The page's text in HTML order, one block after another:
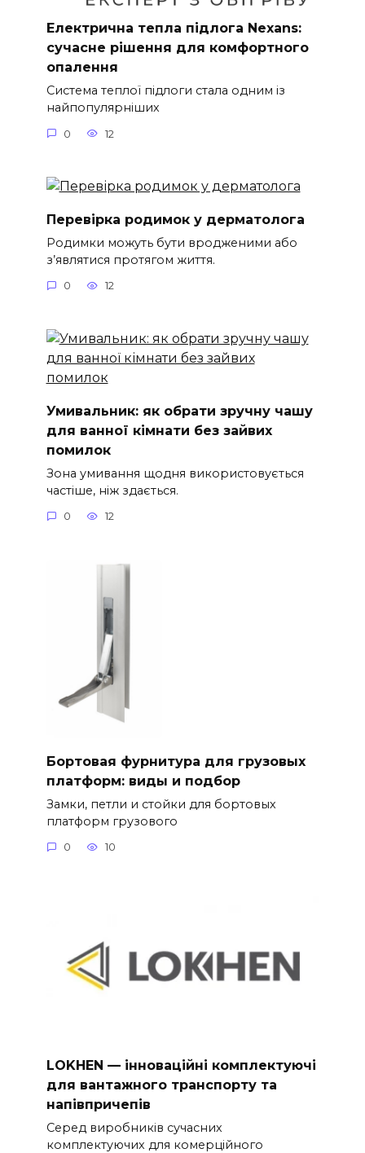
Електрична тепла підлога Nexans:
сучасне рішення для комфортного
опалення
Система теплої підлоги стала одним із
найпопулярніших
0 12
Перевірка родимок у дерматолога
Родимки можуть бути вродженими або
з’являтися протягом життя.
0 12
Умивальник: як обрати зручну чашу
для ванної кімнати без зайвих
помилок
Зона умивання щодня використовується
частіше, ніж здається.
0 12
Бортовая фурнитура для грузовых
платформ: виды и подбор
Замки, петли и стойки для бортовых
платформ грузового
0 10
LOKHEN — інноваційні комплектуючі
для вантажного транспорту та
напівпричепів
Серед виробників сучасних
комплектуючих для комерційного